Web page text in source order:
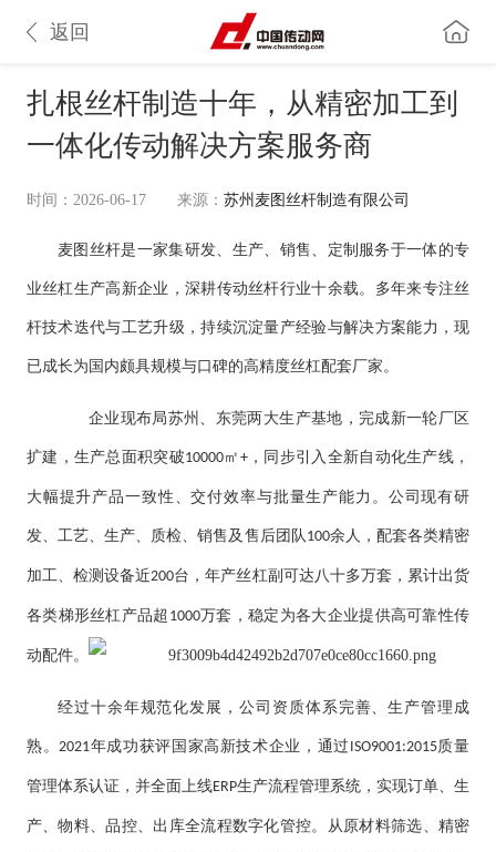
返回
扎根丝杆制造十年，从精密加工到
一体化传动解决方案服务商
时间：2026-06-17 来源： 苏州麦图丝杆制造有限公司
麦图 丝杆是一家集研发、生产、销售、定制服务于一体的专
业丝杠生产高新企业，深耕传动丝杆行业十余载。多年来专注丝
杆技术迭代与工艺升级，持续沉淀量产经验与解决方案能力，现
已成长为国内颇具规模与口碑的高精度丝杠配套厂家。
企业现布局苏州、东莞两大生产基地，完成新一轮厂区
扩建，生产总面积突破10000㎡ +，同步引入全新自动化生产线，
大幅提升产品一致性、交付效率与批量生产能力。公司现有研
发、工艺、生产、质检、销售及售后团队100余人，配套各类精密
加工、检测设备近200台，年产丝杠副可达八十多万套，累计出货
各类梯形丝杠产品超 1000万套，稳定为各大企业提供高可靠性传
动配件。
经过十余年规范化发展，公司资质体系完善、生产管理成
熟。2021年成功获评国家高新技术企业，通过 ISO9001:2015质量
管理体系认证，并全面上线ERP生产流程管理系统，实现订单、生
产、物料、品控、出库全流程数字化管控。从原材料筛选、精密